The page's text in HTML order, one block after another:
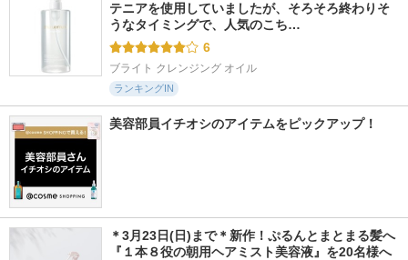
テニアを使用していましたが、そろそろ終わりそ
うなタイミングで、人気のこち…
6
ブライト クレンジング オイル
ランキングIN
美容部員イチオシのアイテムをピックアップ！
＊3月23日(日)まで＊新作！ぷるんとまとまる髪へ
『１本８役の朝用ヘアミスト美容液』を20名様へ